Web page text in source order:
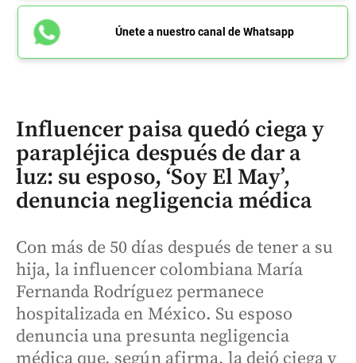
Únete a nuestro canal de Whatsapp
Influencer paisa quedó ciega y
parapléjica después de dar a
luz: su esposo, ‘Soy El May’,
denuncia negligencia médica
Con más de 50 días después de tener a su
hija, la influencer colombiana María
Fernanda Rodríguez permanece
hospitalizada en México. Su esposo
denuncia una presunta negligencia
médica que, según afirma, la dejó ciega y